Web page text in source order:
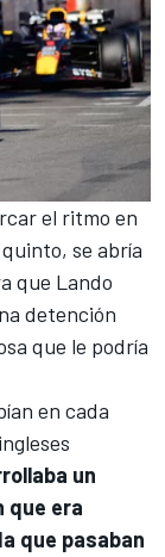
el ritmo en
se abría
que Lando
detención
que le podría
en cada
un
que era
que pasaban